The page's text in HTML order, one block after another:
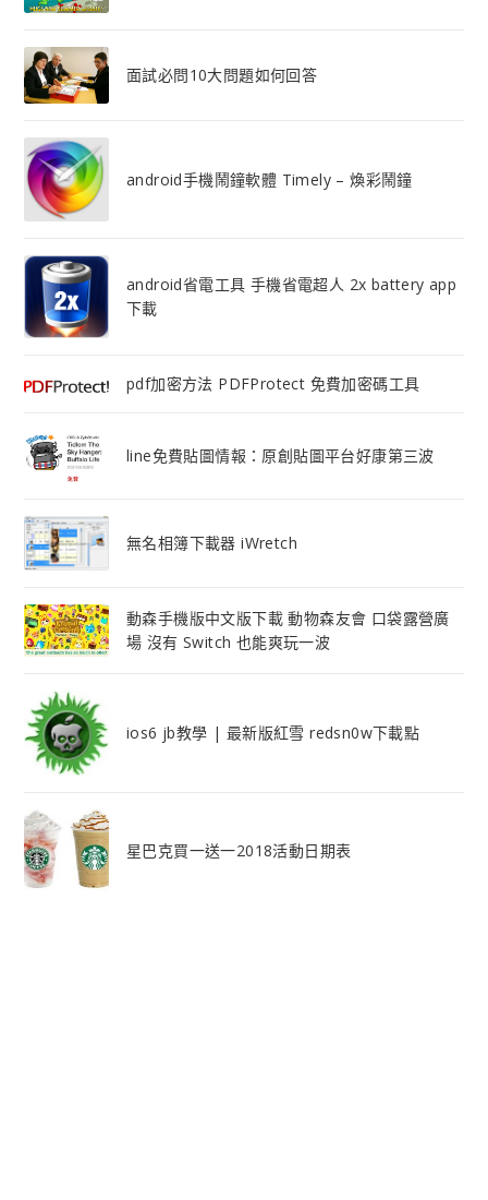
面試必問10大問題如何回答
android手機鬧鐘軟體 Timely – 煥彩鬧鐘
android省電工具 手機省電超人 2x battery app
下載
pdf加密方法 PDFProtect 免費加密碼工具
line免費貼圖情報：原創貼圖平台好康第三波
無名相簿下載器 iWretch
動森手機版中文版下載 動物森友會 口袋露營廣
場 沒有 Switch 也能爽玩一波
ios6 jb教學 | 最新版紅雪 redsn0w下載點
星巴克買一送一2018活動日期表